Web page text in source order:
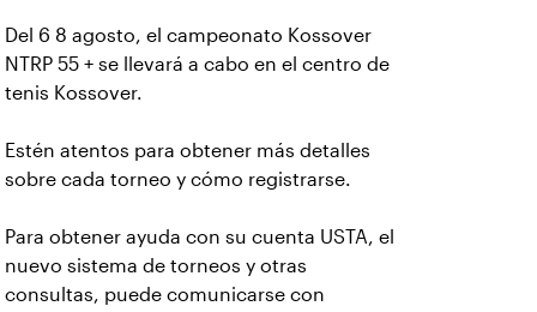
Del 6 8 agosto, el campeonato Kossover
NTRP 55 + se llevará a cabo en el centro de
tenis Kossover.
Estén atentos para obtener más detalles
sobre cada torneo y cómo registrarse.
Para obtener ayuda con su cuenta USTA, el
nuevo sistema de torneos y otras
consultas, puede comunicarse con